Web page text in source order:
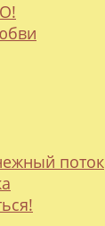
поток